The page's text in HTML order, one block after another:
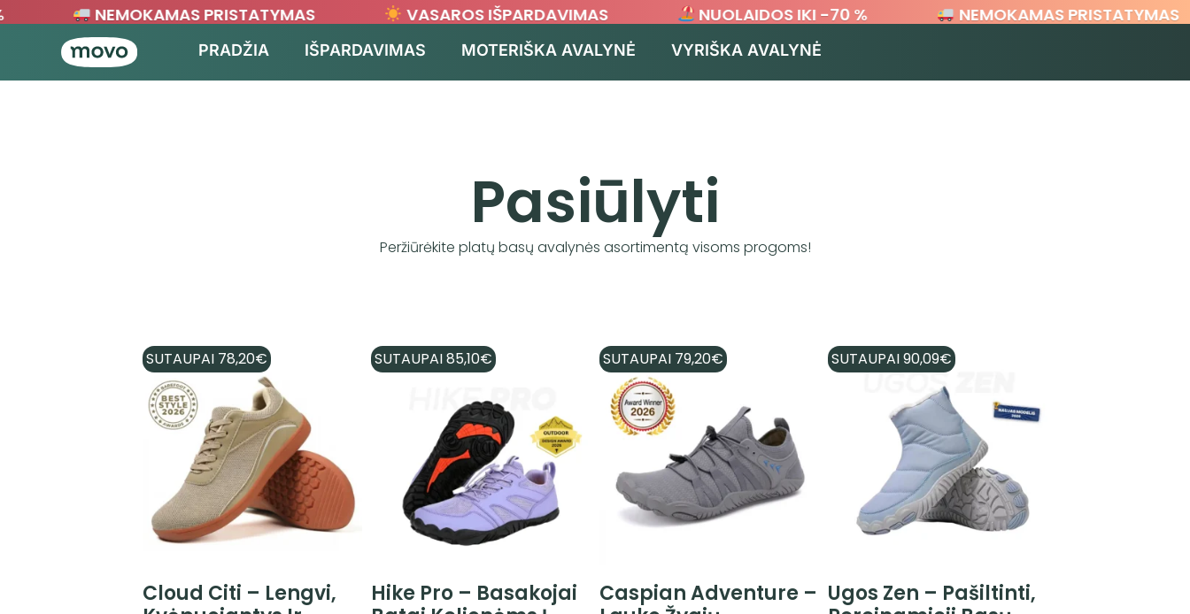
NEMOKAMAS PRISTATYMAS VASAROS IŠPARDAVIMAS NUOLAIDOS IKI -70 % NEMOKAMAS PRISTATYMAS
PRADŽIA IŠPARDAVIMAS MOTERIŠKA AVALYNĖ VYRIŠKA AVALYNĖ
Pasiūlyti
Peržiūrėkite platų basų avalynės asortimentą visoms progoms!
SUTAUPAI 78,20€
Cloud Citi – Lengvi,
SUTAUPAI85,10€
Hike Pro – Basakojai
SUTAUPAI 79,20€
Caspian Adventure –
SUTAUPAI90,09€
Ugos Zen – Pašiltinti,